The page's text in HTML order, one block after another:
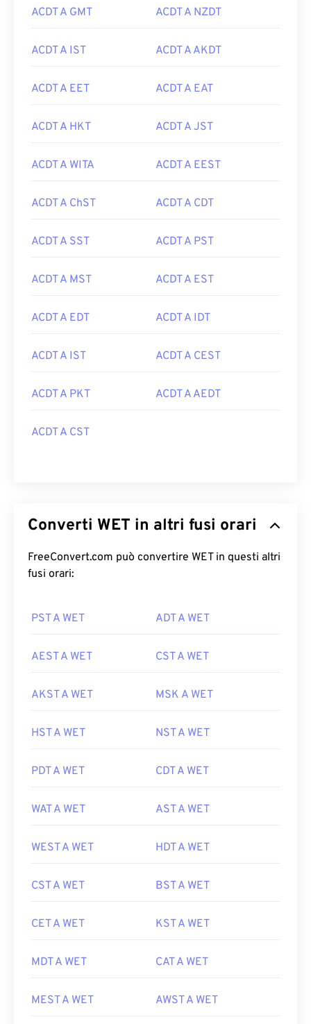
ACDT A GMT ACDT A NZDT
ACDT A IST ACDT A AKDT
ACDT A EET ACDT A EAT
ACDT A HKT ACDT A JST
ACDT A WITA ACDT A EEST
ACDT A ChST ACDT A CDT
ACDT A SST ACDT A PST
ACDT A MST ACDT A EST
ACDT A EDT ACDT A IDT
ACDT A IST ACDT A CEST
ACDT A PKT ACDT A AEDT
ACDT A CST
Converti WET in altri fusi orari
FreeConvert.com può convertire WET in questi altri
fusi orari:
PST A WET ADT A WET
AEST A WET CST A WET
AKST A WET MSK A WET
HST A WET NST A WET
PDT A WET CDT A WET
WAT A WET AST A WET
WEST A WET HDT A WET
CST A WET BST A WET
CET A WET KST A WET
MDT A WET CAT A WET
MEST A WET AWST A WET